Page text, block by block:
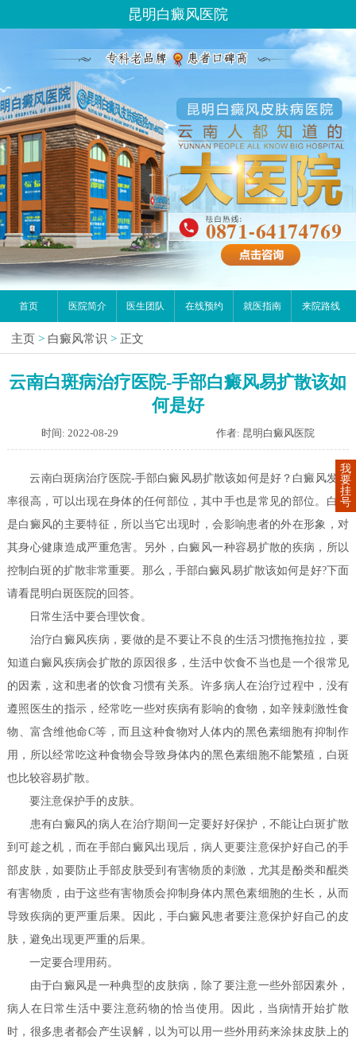
昆明白癜风医院
首页 医院简介 医生团队 在线预约 就医指南 来院路线
主页 > 白癜风常识 > 正文
云南白斑病治疗医院-手部白癜风易扩散该如
何是好
时间: 2022-08-29 作者: 昆明白癜风医院
云南白斑病治疗医院-手部白癜风易扩散该如何是好？白癜风发病
率很高，可以出现在身体的任何部位，其中手也是常见的部位。白斑
是白癜风的主要特征，所以当它出现时，会影响患者的外在形象，对
其身心健康造成严重危害。另外，白癜风一种容易扩散的疾病，所以
控制白斑的扩散非常重要。那么，手部白癜风易扩散该如何是好?下面
请看昆明白斑医院的回答。
日常生活中要合理饮食。
治疗白癜风疾病，要做的是不要让不良的生活习惯拖拖拉拉，要
知道白癜风疾病会扩散的原因很多，生活中饮食不当也是一个很常见
的因素，这和患者的饮食习惯有关系。许多病人在治疗过程中，没有
遵照医生的指示，经常吃一些对疾病有影响的食物，如辛辣刺激性食
物、富含维他命C等，而且这种食物对人体内的黑色素细胞有抑制作
用，所以经常吃这种食物会导致身体内的黑色素细胞不能繁殖，白斑
也比较容易扩散。
要注意保护手的皮肤。
患有白癜风的病人在治疗期间一定要好好保护，不能让白斑扩散
到可趁之机，而在手部白癜风出现后，病人更要注意保护好自己的手
部皮肤，如要防止手部皮肤受到有害物质的刺激，尤其是酚类和醌类
有害物质，由于这些有害物质会抑制身体内黑色素细胞的生长，从而
导致疾病的更严重后果。因此，手白癜风患者要注意保护好自己的皮
肤，避免出现更严重的后果。
一定要合理用药。
由于白癜风是一种典型的皮肤病，除了要注意一些外部因素外，
病人在日常生活中要注意药物的恰当使用。因此，当病情开始扩散
时，很多患者都会产生误解，以为可以用一些外用药来涂抹皮肤上的
我
要
挂
号